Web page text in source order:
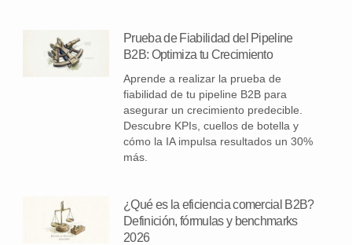
Prueba de Fiabilidad del Pipeline
B2B: Optimiza tu Crecimiento
Aprende a realizar la prueba de
fiabilidad de tu pipeline B2B para
asegurar un crecimiento predecible.
Descubre KPIs, cuellos de botella y
cómo la IA impulsa resultados un 30%
más.
¿Qué es la eficiencia comercial B2B?
Definición, fórmulas y benchmarks
2026